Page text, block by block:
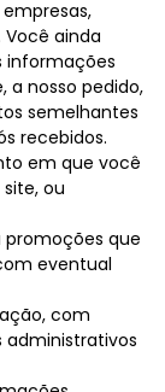
ainda
informações
a nosso pedido,
semelhantes
recebidos.
em que você
ou
que
eventual
com